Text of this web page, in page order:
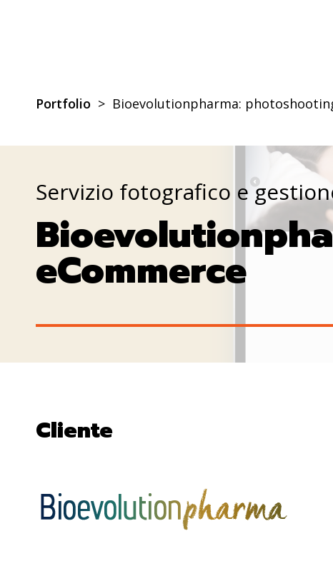
Portfolio > Bioevolutionpharma:
Servizio fotografico e
eCommerce
Cliente